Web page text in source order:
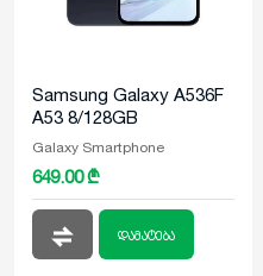
Samsung Galaxy A536F
A53 8/128GB
Galaxy Smartphone
649.00 ₾
დამატება